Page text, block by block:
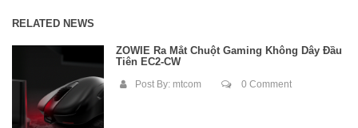
RELATED NEWS
ZOWIE Ra Mắt Chuột Gaming Không Dây Đầu
Tiên EC2-CW
Post By: mtcom 0 Comment